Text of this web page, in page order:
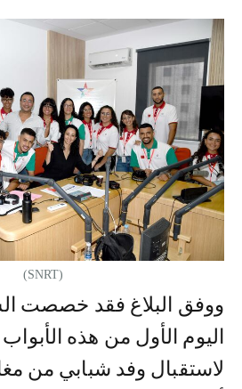
(SNRT)
ووفق البلاغ فقد خصصت
اليوم الأول من هذه
لاستقبال وفد شبابي من